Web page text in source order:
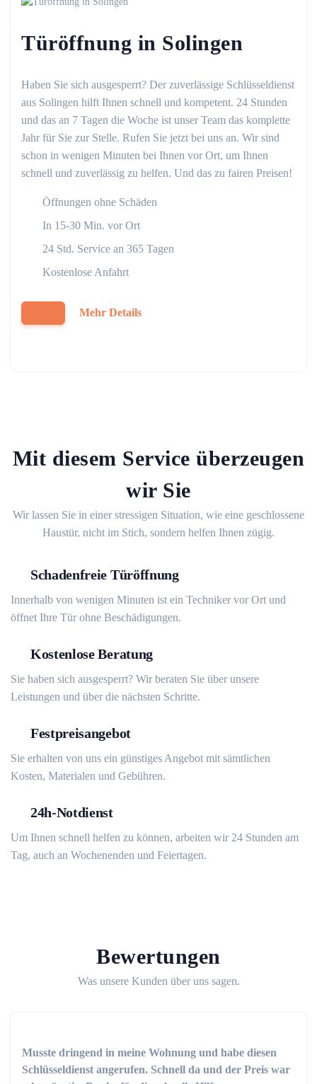
Türöffnung in Solingen
Haben Sie sich ausgesperrt? Der zuverlässige Schlüsseldienst
aus Solingen hilft Ihnen schnell und kompetent. 24 Stunden
und das an 7 Tagen die Woche ist unser Team das komplette
Jahr für Sie zur Stelle. Rufen Sie jetzt bei uns an. Wir sind
schon in wenigen Minuten bei Ihnen vor Ort, um Ihnen
schnell und zuverlässig zu helfen. Und das zu fairen Preisen!
Öffnungen ohne Schäden
In 15-30 Min. vor Ort
24 Std. Service an 365 Tagen
Kostenlose Anfahrt
Mehr Details
Mit diesem Service überzeugen
wir Sie
Wir lassen Sie in einer stressigen Situation, wie eine geschlossene
Haustür, nicht im Stich, sondern helfen Ihnen zügig.
Schadenfreie Türöffnung
Innerhalb von wenigen Minuten ist ein Techniker vor Ort und
öffnet Ihre Tür ohne Beschädigungen.
Kostenlose Beratung
Sie haben sich ausgesperrt? Wir beraten Sie über unsere
Leistungen und über die nächsten Schritte.
Festpreisangebot
Sie erhalten von uns ein günstiges Angebot mit sämtlichen
Kosten, Materialen und Gebühren.
24h-Notdienst
Um Ihnen schnell helfen zu können, arbeiten wir 24 Stunden am
Tag, auch an Wochenenden und Feiertagen.
Bewertungen
Was unsere Kunden über uns sagen.
Musste dringend in meine Wohnung und habe diesen
Schlüsseldienst angerufen. Schnell da und der Preis war